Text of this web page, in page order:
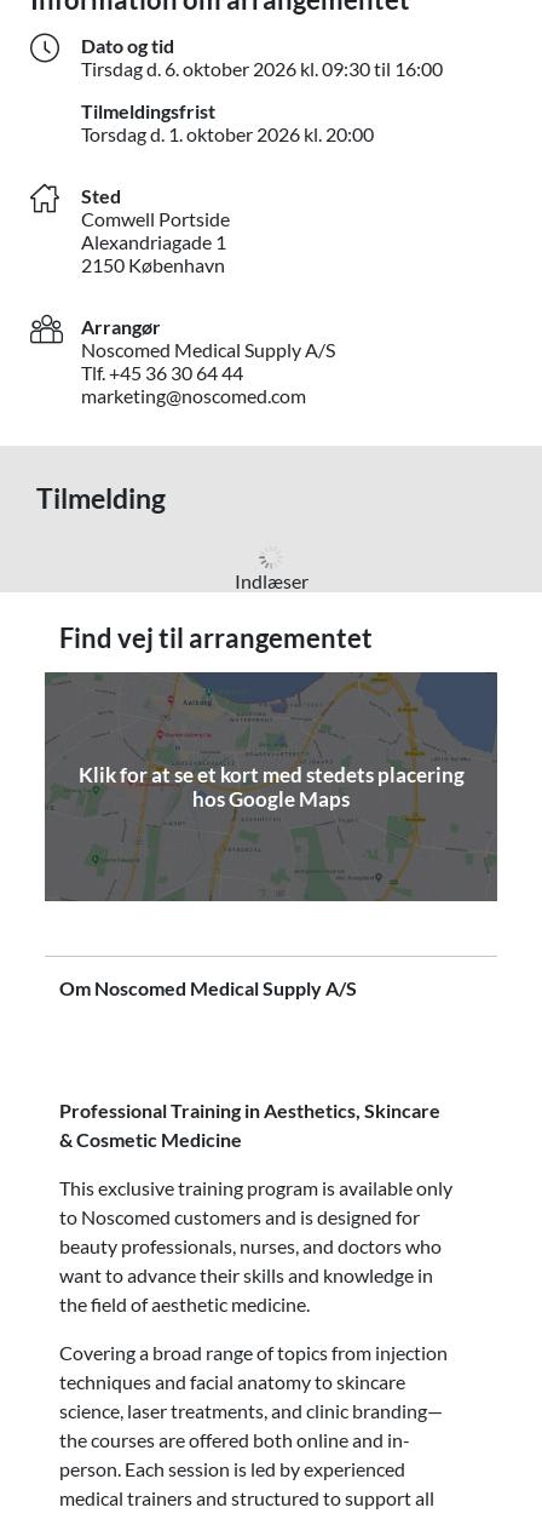
Dato og tid
Tirsdag d.6. oktober 2026 kl. 09:30 til 16:00Tirsdag d.
Tilmeldingsfrist
Torsdag d. 1. oktober 2026 kl. 20:00Torsdag d. 1.
Sted
Comwell Portside
Alexandriagade 1
2150 København
Arrangør
Noscomed Medical Supply A/S
Tlf. +45 36 30 64 44
marketing@noscomed.com
Tilmelding
Indlæser
Find vej til arrangementet
Klik for at se et kort med stedets placering
hos Google Maps(åbner i nyt vindue)
Om Noscomed Medical Supply A/S
Professional Training in Aesthetics, Skincare
& Cosmetic Medicine
This exclusive training program is available only
to Noscomed customers and is designed for
beauty professionals, nurses, and doctors who
want to advance their skills and knowledge in
the field of aesthetic medicine.
Covering a broad range of topics from injection
techniques and facial anatomy to skincare
science, laser treatments, and clinic branding—
the courses are offered both online and in-
person. Each session is led by experienced
medical trainers and structured to support all